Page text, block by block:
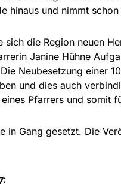
hinaus und nimmt
die Region neuen
Janine Hühne
Neubesetzung einer
und dies auch
Pfarrers und somit
Gang gesetzt. Die